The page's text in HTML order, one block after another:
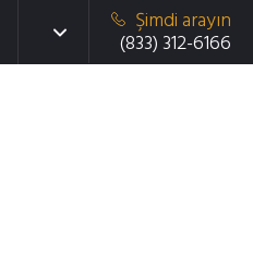
Şimdi arayın
(833) 312-6166